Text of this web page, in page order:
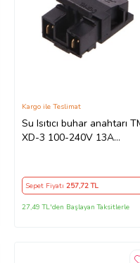
Su Isıtıcı buhar anahtarı
XD-3 100-240V 13A
Kargo ile Teslimat
Sepet Fiyatı 257,72 TL
27,49 TL'den Başlayan Taksitlerle